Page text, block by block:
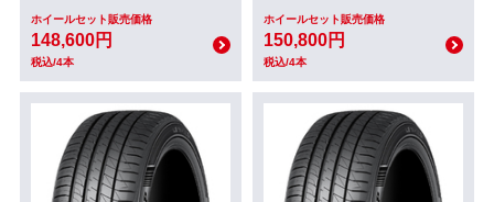
ホイールセット販売価格
148,600円
税込/4本
ホイールセット販売価格
150,800円
税込/4本